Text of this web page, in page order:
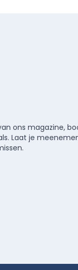
ons magazine,
Laat je